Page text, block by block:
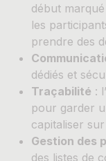
début
les
prendre des
dédiés et
Traçabilité :
pour garder
capitaliser
Gestion des
des listes de